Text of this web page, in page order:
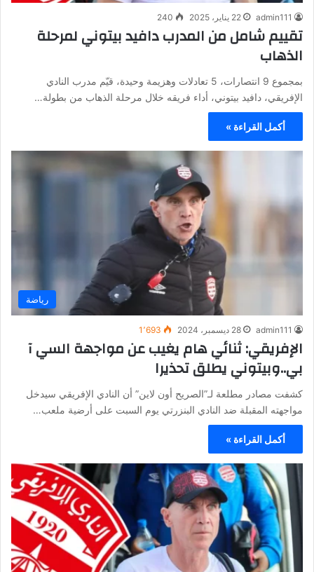
admin111 22 يناير، 2025 240
تقييم شامل من المدرب دافيد بيتوني لمرحلة
الذهاب
بمجموع 9 انتصارات، 5 تعادلات وهزيمة وحيدة، قيّم مدرب النادي
الإفريقي، دافيد بيتوني، أداء فريقه خلال مرحلة الذهاب من بطولة…
أكمل القراءة »
رياضة
admin111 28 ديسمبر، 2024 1٬693
الإفريقي: ثنائي هام يغيب عن مواجهة السي آ
بي..وبيتوني يطلق تحذيرا
كشفت مصادر مطلعة لـ”الصريح أون لاين” أن النادي الإفريقي سيدخل
مواجهته المقبلة ضد النادي البنزرتي يوم السبت على أرضية ملعب…
أكمل القراءة »